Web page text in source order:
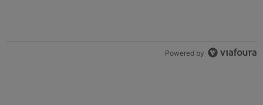
Powered by